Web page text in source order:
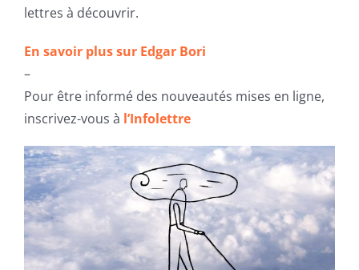
lettres à découvrir.
En savoir plus sur Edgar Bori
–
Pour être informé des nouveautés mises en ligne,
inscrivez-vous à l’Infolettre